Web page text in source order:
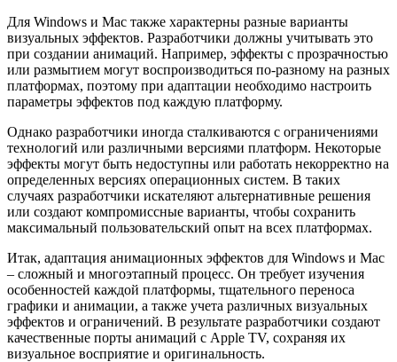
Для Windows и Mac также характерны разные варианты
визуальных эффектов. Разработчики должны учитывать это
при создании анимаций. Например, эффекты с прозрачностью
или размытием могут воспроизводиться по-разному на разных
платформах, поэтому при адаптации необходимо настроить
параметры эффектов под каждую платформу.
Однако разработчики иногда сталкиваются с ограничениями
технологий или различными версиями платформ. Некоторые
эффекты могут быть недоступны или работать некорректно на
определенных версиях операционных систем. В таких
случаях разработчики искателяют альтернативные решения
или создают компромиссные варианты, чтобы сохранить
максимальный пользовательский опыт на всех платформах.
Итак, адаптация анимационных эффектов для Windows и Mac
– сложный и многоэтапный процесс. Он требует изучения
особенностей каждой платформы, тщательного переноса
графики и анимации, а также учета различных визуальных
эффектов и ограничений. В результате разработчики создают
качественные порты анимаций с Apple TV, сохраняя их
визуальное восприятие и оригинальность.